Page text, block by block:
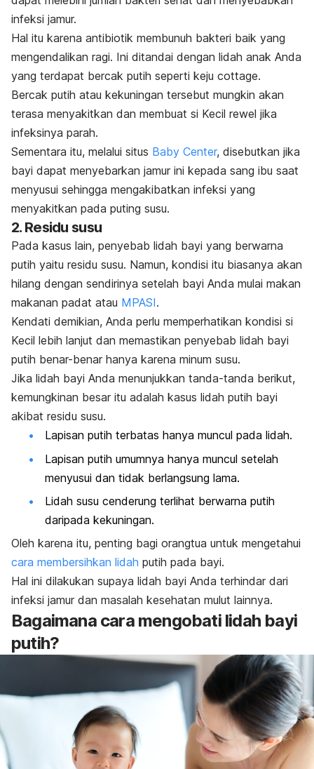
infeksi jamur.
Hal itu karena antibiotik membunuh bakteri baik yang
mengendalikan ragi. Ini ditandai dengan lidah anak Anda
yang terdapat bercak putih seperti keju cottage.
Bercak putih atau kekuningan tersebut mungkin akan
terasa menyakitkan dan membuat si Kecil rewel jika
infeksinya parah.
Sementara itu, melalui situs Baby Center, disebutkan jika
bayi dapat menyebarkan jamur ini kepada sang ibu saat
menyusui sehingga mengakibatkan infeksi yang
menyakitkan pada puting susu.
2. Residu susu
Pada kasus lain, penyebab lidah bayi yang berwarna
putih yaitu residu susu. Namun, kondisi itu biasanya akan
hilang dengan sendirinya setelah bayi Anda mulai makan
makanan padat atau MPASI.
Kendati demikian, Anda perlu memperhatikan kondisi si
Kecil lebih lanjut dan memastikan penyebab lidah bayi
putih benar-benar hanya karena minum susu.
Jika lidah bayi Anda menunjukkan tanda-tanda berikut,
kemungkinan besar itu adalah kasus lidah putih bayi
akibat residu susu.
Lapisan putih terbatas hanya muncul pada lidah.
Lapisan putih umumnya hanya muncul setelah
menyusui dan tidak berlangsung lama.
Lidah susu cenderung terlihat berwarna putih
daripada kekuningan.
Oleh karena itu, penting bagi orangtua untuk mengetahui
cara membersihkan lidah putih pada bayi.
Hal ini dilakukan supaya lidah bayi Anda terhindar dari
infeksi jamur dan masalah kesehatan mulut lainnya.
Bagaimana cara mengobati lidah bayi
putih?